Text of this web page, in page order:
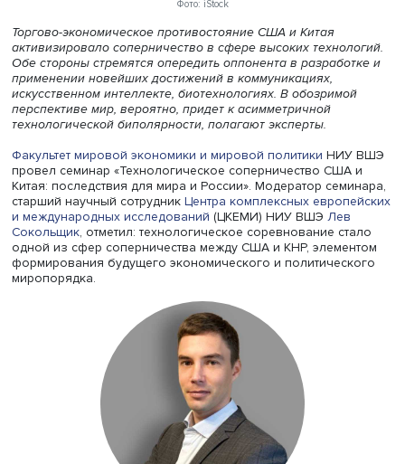
Фото: iStock
Торгово-экономическое противостояние США и Китая
активизировало соперничество в сфере высоких
Обе стороны стремятся опередить оппонента в
применении новейших достижений в коммуникациях,
искусственном интеллекте, биотехнологиях. В
перспективе мир, вероятно, придет к асимметричной
технологической биполярности, полагают эксперты.
Факультет мировой экономики и мировой политики
провел семинар «Технологическое соперничество
старший научный сотрудникЦентра комплексных
и международных исследований
(ЦКЕМИ) НИУ ВШЭ
, отметил: технологическое соревнование
одной из сфер соперничества между США и КНР,
формирования будущего экономического и
миропорядка.